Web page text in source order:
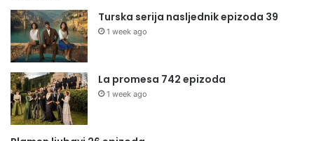
Turska serija nasljednik epizoda 39
1 week ago
La promesa 742 epizoda
1 week ago